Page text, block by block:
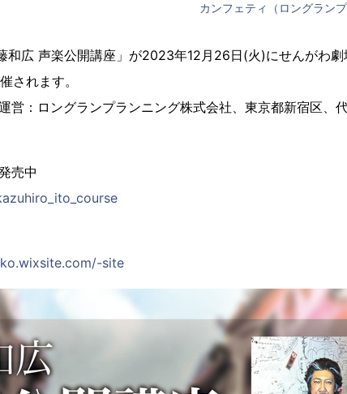
カンフェティ（ロングラン
広 声楽公開講座」が2023年12月26日(火)にせんがわ劇
されます。
営：ロングランプランニング株式会社、東京都新宿区、
売中
site